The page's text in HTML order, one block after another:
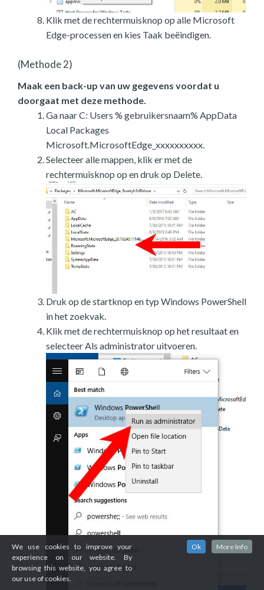
Klik met de rechtermuisknop op alle Microsoft
Edge-processen en kies Taak beëindigen.
(Methode 2)
Maak een back-up van uw gegevens voordat u
doorgaat met deze methode.
Ga naar C: Users % gebruikersnaam% AppData
Local Packages
Microsoft.MicrosoftEdge_xxxxxxxxxx.
Selecteer alle mappen, klik er met de
rechtermuisknop op en druk op Delete.
Druk op de startknop en typ Windows PowerShell
in het zoekvak.
Klik met de rechtermuisknop op het resultaat en
selecteer Als administrator uitvoeren.
We use cookies to improve your
experience on our website. By
browsing this website, you agree to
our use of cookies.
Ok More Info